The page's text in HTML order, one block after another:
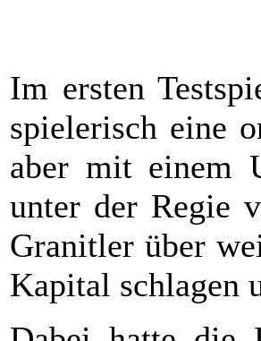
Im ersten
spielerisch eine
aber mit einem
unter der Regie
Granitler über
Kapital schlagen